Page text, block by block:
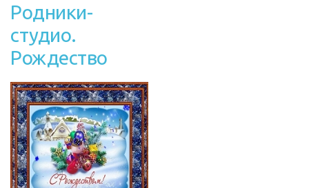
Родники-
студио.
Рождество